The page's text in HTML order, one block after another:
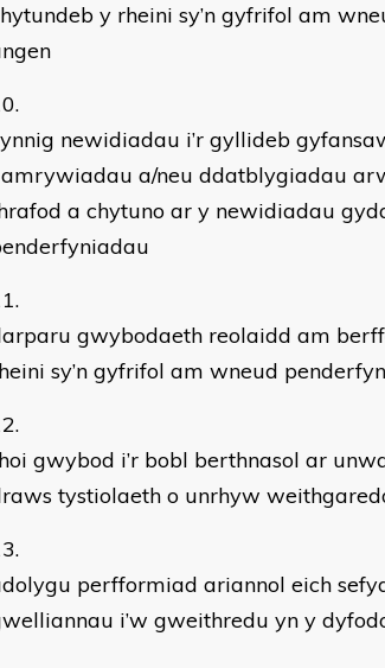
y rheini sy’n gyfrifol am
newidiadau i’r gyllideb
a/neu ddatblygiadau
a chytuno ar y newidiadau
gwybodaeth reolaidd am
sy’n gyfrifol am wneud
gwybod i’r bobl berthnasol ar
tystiolaeth o unrhyw
perfformiad ariannol eich
i’w gweithredu yn y